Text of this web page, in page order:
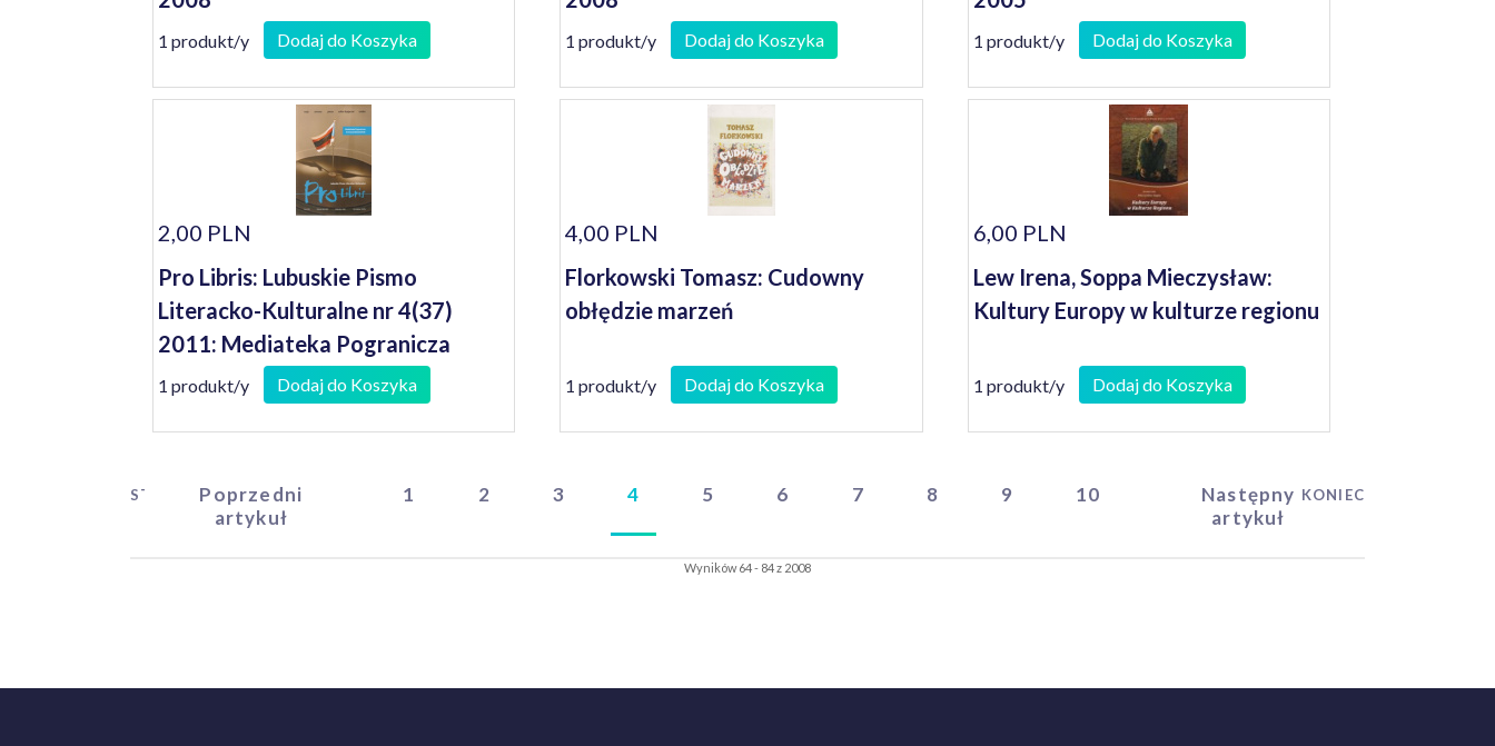
1 produkt/y Dodaj do Koszyka 1 produkt/y Dodaj do Koszyka 1 produkt/y Dodaj do Koszyka
2,00 PLN
Pro Libris: Lubuskie Pismo
Literacko-Kulturalne nr 4(37)
2011: Mediateka Pogranicza
1 produkt/y Dodaj do Koszyka
4,00 PLN
Florkowski Tomasz: Cudowny
obłędzie marzeń
1 produkt/y Dodaj do Koszyka
6,00 PLN
Lew Irena, Soppa Mieczysław:
Kultury Europy w kulturze regionu
1 produkt/y Dodaj do Koszyka
START
Poprzedni
artykuł
1 2 3 4 5 6 7 8 9 10
Następny
artykuł
KONIEC
Wyników 64 - 84 z 2008